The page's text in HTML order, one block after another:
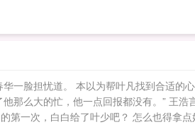
一脸担忧道。 本以为帮叶凡找到合适的
那么大的忙，他一点回报都没有。” 王
一次，白白给了叶少吧？ 怎么也得拿